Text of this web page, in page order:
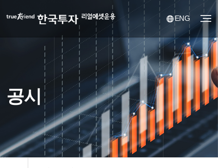
ENG
공시